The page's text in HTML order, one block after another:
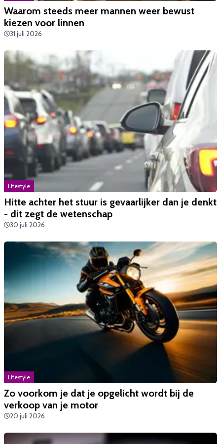
Waarom steeds meer mannen weer bewust
kiezen voor linnen
31 juli 2026
Lifestyle
Hitte achter het stuur is gevaarlijker dan je denkt
- dit zegt de wetenschap
30 juli 2026
Lifestyle
Zo voorkom je dat je opgelicht wordt bij de
verkoop van je motor
20 juli 2026